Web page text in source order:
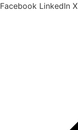
Facebook LinkedIn X